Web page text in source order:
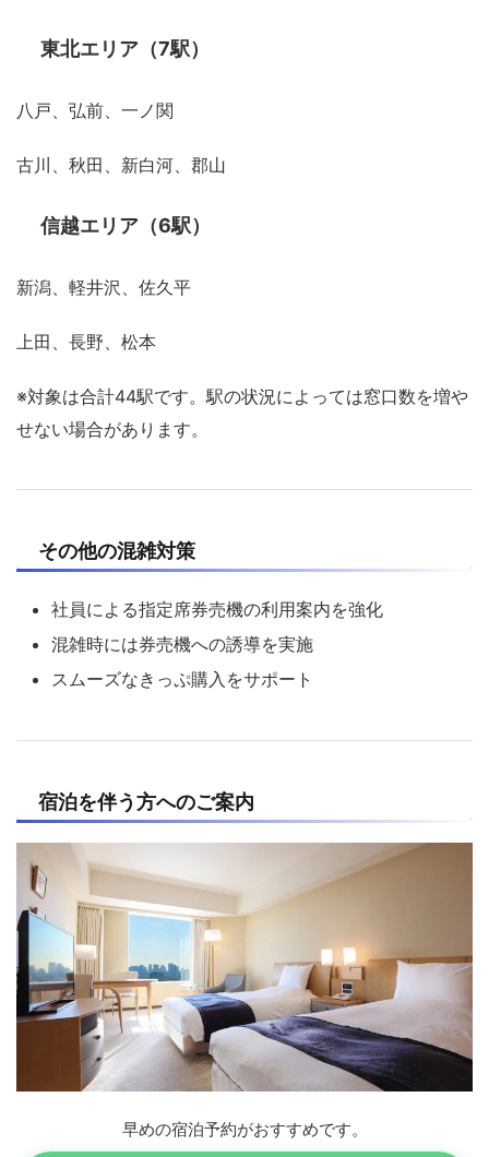
東北エリア（7駅）
八戸、弘前、一ノ関
古川、秋田、新白河、郡山
信越エリア（6駅）
新潟、軽井沢、佐久平
上田、長野、松本
※対象は合計44駅です。駅の状況によっては窓口数を増や
せない場合があります。
その他の混雑対策
社員による指定席券売機の利用案内を強化
混雑時には券売機への誘導を実施
スムーズなきっぷ購入をサポート
宿泊を伴う方へのご案内
早めの宿泊予約がおすすめです。